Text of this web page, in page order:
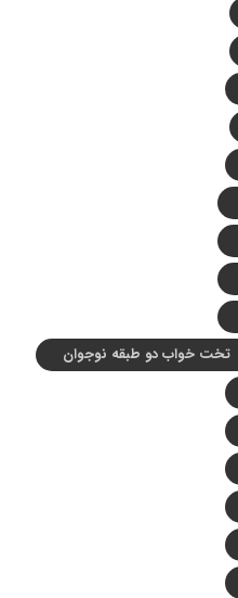
تخت خواب دو طبقه نوجوان